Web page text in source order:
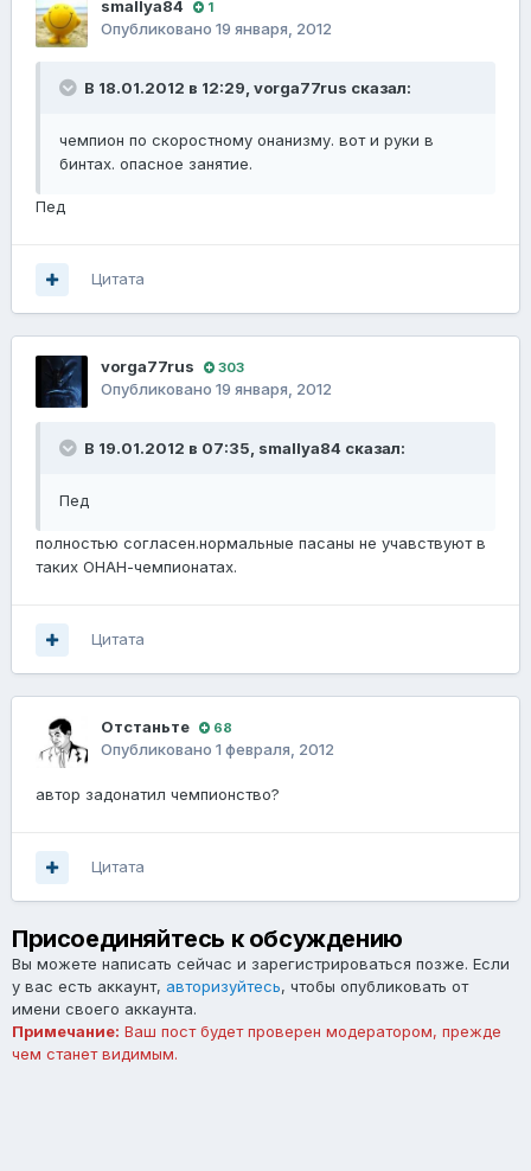
smallya84 1
Опубликовано 19 января, 2012
В 18.01.2012 в 12:29, vorga77rus сказал:
чемпион по скоростному онанизму. вот и руки в
бинтах. опасное занятие.
Пед
Цитата
vorga77rus 303
Опубликовано 19 января, 2012
В 19.01.2012 в 07:35, smallya84 сказал:
Пед
полностью согласен.нормальные пасаны не учавствуют в
таких ОНАН-чемпионатах.
Цитата
Отстаньте 68
Опубликовано 1 февраля, 2012
автор задонатил чемпионство?
Цитата
Присоединяйтесь к обсуждению
Вы можете написать сейчас и зарегистрироваться позже. Если
у вас есть аккаунт, авторизуйтесь, чтобы опубликовать от
имени своего аккаунта.
Примечание: Ваш пост будет проверен модератором, прежде
чем станет видимым.